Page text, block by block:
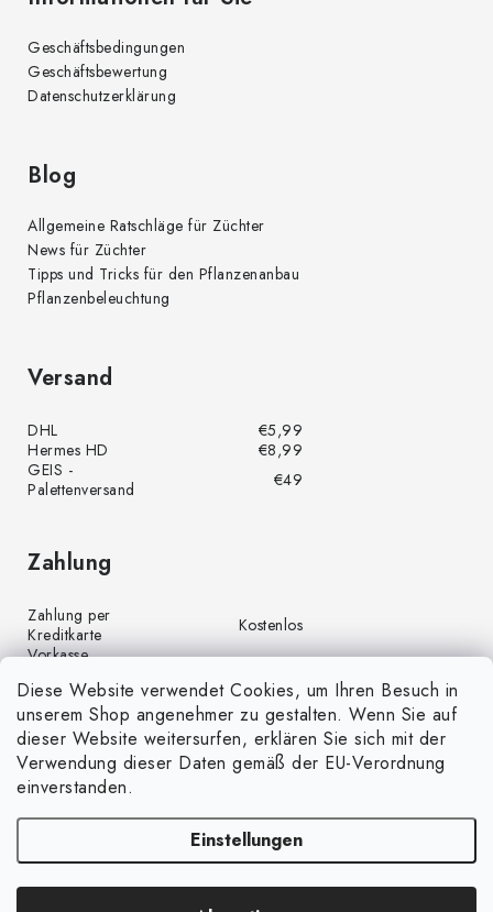
Diese Website verwendet Cookies, um Ihren Besuch in
unserem Shop angenehmer zu gestalten. Wenn Sie auf
dieser Website weitersurfen, erklären Sie sich mit der
Verwendung dieser Daten gemäß der EU-Verordnung
einverstanden.
Einstellungen
Geschäftsbedingungen
Geschäftsbewertung
Datenschutzerklärung
Blog
Allgemeine Ratschläge für Züchter
News für Züchter
Tipps und Tricks für den Pflanzenanbau
Pflanzenbeleuchtung
Versand
DHL
€5,99
Hermes HD
€8,99
GEIS -
Palettenversand
€49
Zahlung
Zahlung per
Kreditkarte
Kostenlos
Vorkasse
Zahlung per PayPal
Kostenlos
Nachnahme
€4,00
Copyright 2026GrünGarten.de. Alle Rechte vorbehalten.Cookie-